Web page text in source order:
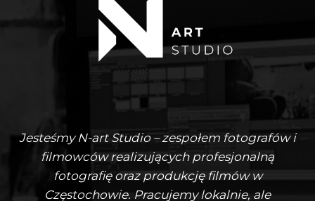
Jesteśmy N-art Studio – zespołem fotografów i
filmowców realizujących profesjonalną
fotografię oraz produkcję filmów w
Częstochowie. Pracujemy lokalnie, ale